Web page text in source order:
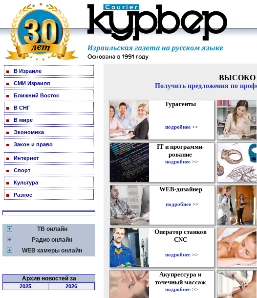
В Израиле
СМИ Израиля
Ближний Восток
В СНГ
В мире
Экономика
Закон и право
Интернет
Спорт
Культура
Разное
ТВ онлайн
Радио онлайн
WEB камеры онлайн
Архив новостей за
2025 2026
ВЫСОКО
Получить предложения по
Турагенты
подробнее >>
IT и программи-
рование
подробнее >>
WEB-дизайнер
подробнее >>
Оператор станков
CNC
подробнее >>
Акупрессура и
точечный массаж
подробнее >>